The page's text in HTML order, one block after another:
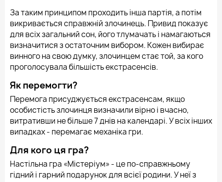
За таким принципом проходить інша партія, а потім
викривається справжній злочинець. Привид показує
для всіх загальний сон, його тлумачать і намагаються
визначитися з остаточним вибором. Кожен вибирає
винного на свою думку, злочинцем стає той, за кого
проголосувала більшість екстрасенсів.
Як перемогти?
Перемога присуджується екстрасенсам, якщо
особистість злочинця визначили вірно і вчасно,
витративши не більше 7 днів на календарі. У всіх інших
випадках - перемагає механіка гри.
Для кого ця гра?
Настільна гра «Містеріум» - це по-справжньому
гідний і гарний подарунок для всієї родини. У неї з